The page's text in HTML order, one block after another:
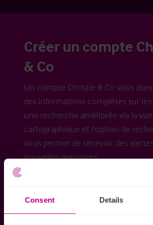
Consent Details
Créer un compte
& Co
Un compte Christie & Co vous
des informations complètes sur
une recherche améliorée via la vue
cartographique et l'option de
vous permet de recevoir des
nouvelles annonces.
Accéder à tous les détails